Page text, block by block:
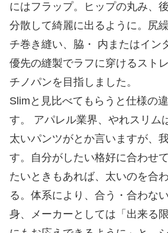
にはフラップ。ヒップの丸み、
分散して綺麗に出るように。尻
チ巻き縫い、脇・ 内またはイン
優先の縫製でラフに穿けるスト
チノパンを目指しました。
Slimと見比べてもらうと仕様の
す。 アパレル業界、やれスリム
太いパンツがとか言いますが、
す。自分がしたい格好に合わせ
たいときもあれば、太いのを合
る。体系により、合う・合わな
身、メーカーとしては「出来る